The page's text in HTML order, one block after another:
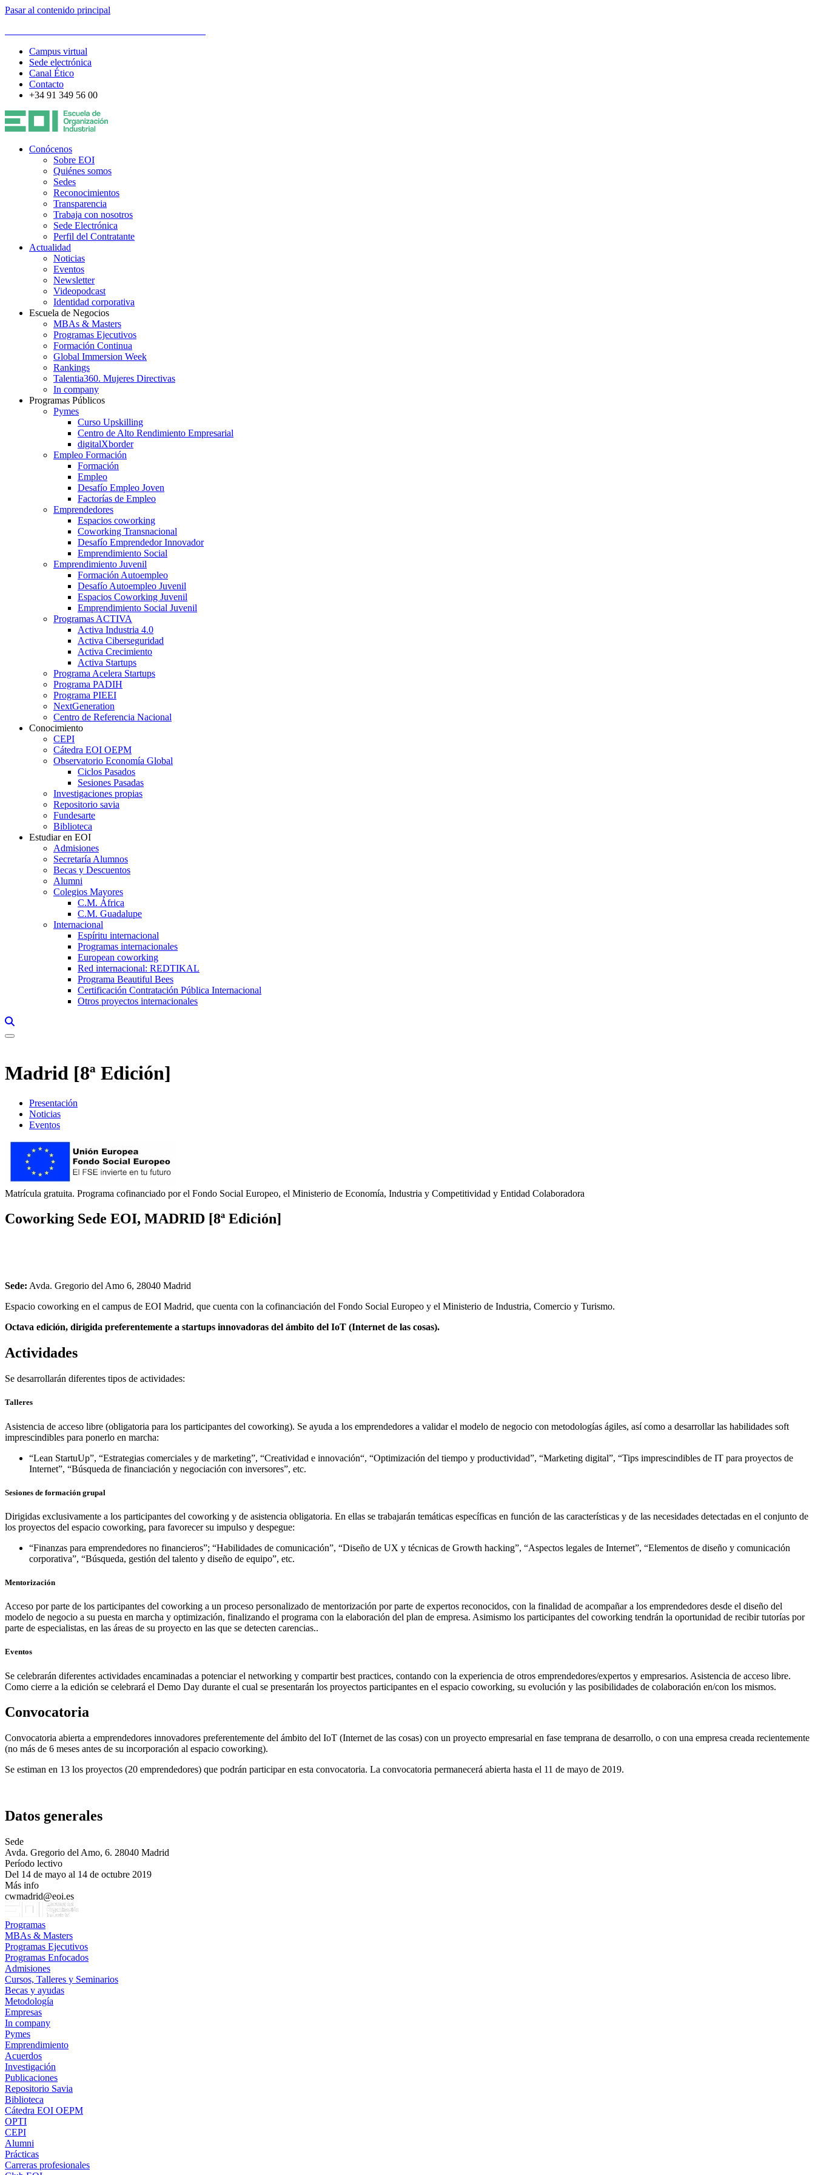
Pasar al contenido principal
Campus virtual
Sede electrónica
Canal Ético
Contacto
+34 91 349 56 00
Conócenos
Sobre EOI
Quiénes somos
Sedes
Reconocimientos
Transparencia
Trabaja con nosotros
Sede Electrónica
Perfil del Contratante
Actualidad
Noticias
Eventos
Newsletter
Videopodcast
Identidad corporativa
Escuela de Negocios
MBAs & Masters
Programas Ejecutivos
Formación Continua
Global Immersion Week
Rankings
Talentia360. Mujeres Directivas
In company
Programas Públicos
Pymes
Curso Upskilling
Centro de Alto Rendimiento Empresarial
digitalXborder
Empleo Formación
Formación
Empleo
Desafío Empleo Joven
Factorías de Empleo
Emprendedores
Espacios coworking
Coworking Transnacional
Desafío Emprendedor Innovador
Emprendimiento Social
Emprendimiento Juvenil
Formación Autoempleo
Desafío Autoempleo Juvenil
Espacios Coworking Juvenil
Emprendimiento Social Juvenil
Programas ACTIVA
Activa Industria 4.0
Activa Ciberseguridad
Activa Crecimiento
Activa Startups
Programa Acelera Startups
Programa PADIH
Programa PIEEI
NextGeneration
Centro de Referencia Nacional
Conocimiento
CEPI
Cátedra EOI OEPM
Observatorio Economía Global
Ciclos Pasados
Sesiones Pasadas
Investigaciones propias
Repositorio savia
Fundesarte
Biblioteca
Estudiar en EOI
Admisiones
Secretaría Alumnos
Becas y Descuentos
Alumni
Colegios Mayores
C.M. África
C.M. Guadalupe
Internacional
Espíritu internacional
Programas internacionales
European coworking
Red internacional: REDTIKAL
Programa Beautiful Bees
Certificación Contratación Pública Internacional
Otros proyectos internacionales
Madrid [8ª Edición]
Presentación
Noticias
Eventos
Matrícula gratuita. Programa cofinanciado por el Fondo Social Europeo, el Ministerio de Economía, Industria y Competitividad y Entidad Colaboradora
Coworking Sede EOI, MADRID [8ª Edición]
Sede: Avda. Gregorio del Amo 6, 28040 Madrid
Espacio coworking en el campus de EOI Madrid, que cuenta con la cofinanciación del Fondo Social Europeo y el Ministerio de Industria, Comercio y Turismo.
Octava edición, dirigida preferentemente a startups innovadoras del ámbito del IoT (Internet de las cosas).
Actividades
Se desarrollarán diferentes tipos de actividades:
Talleres
Asistencia de acceso libre (obligatoria para los participantes del coworking). Se ayuda a los emprendedores a validar el modelo de negocio con metodologías ágiles, así como a desarrollar las habilidades soft
imprescindibles para ponerlo en marcha:
“Lean StartuUp”, “Estrategias comerciales y de marketing”, “Creatividad e innovación“, “Optimización del tiempo y productividad”, “Marketing digital”, “Tips imprescindibles de IT para proyectos de
Internet”, “Búsqueda de financiación y negociación con inversores”, etc.
Sesiones de formación grupal
Dirigidas exclusivamente a los participantes del coworking y de asistencia obligatoria. En ellas se trabajarán temáticas específicas en función de las características y de las necesidades detectadas en el conjunto de
los proyectos del espacio coworking, para favorecer su impulso y despegue:
“Finanzas para emprendedores no financieros”; “Habilidades de comunicación”, “Diseño de UX y técnicas de Growth hacking”, “Aspectos legales de Internet”, “Elementos de diseño y comunicación
corporativa”, “Búsqueda, gestión del talento y diseño de equipo”, etc.
Mentorización
Acceso por parte de los participantes del coworking a un proceso personalizado de mentorización por parte de expertos reconocidos, con la finalidad de acompañar a los emprendedores desde el diseño del
modelo de negocio a su puesta en marcha y optimización, finalizando el programa con la elaboración del plan de empresa. Asimismo los participantes del coworking tendrán la oportunidad de recibir tutorías por
parte de especialistas, en las áreas de su proyecto en las que se detecten carencias..
Eventos
Se celebrarán diferentes actividades encaminadas a potenciar el networking y compartir best practices, contando con la experiencia de otros emprendedores/expertos y empresarios. Asistencia de acceso libre.
Como cierre a la edición se celebrará el Demo Day durante el cual se presentarán los proyectos participantes en el espacio coworking, su evolución y las posibilidades de colaboración en/con los mismos.
Convocatoria
Convocatoria abierta a emprendedores innovadores preferentemente del ámbito del IoT (Internet de las cosas) con un proyecto empresarial en fase temprana de desarrollo, o con una empresa creada recientemente
(no más de 6 meses antes de su incorporación al espacio coworking).
Se estiman en 13 los proyectos (20 emprendedores) que podrán participar en esta convocatoria. La convocatoria permanecerá abierta hasta el 11 de mayo de 2019.
Datos generales
Sede
Avda. Gregorio del Amo, 6. 28040 Madrid
Período lectivo
Del 14 de mayo al 14 de octubre 2019
Más info
cwmadrid@eoi.es
Programas
MBAs & Masters
Programas Ejecutivos
Programas Enfocados
Admisiones
Cursos, Talleres y Seminarios
Becas y ayudas
Metodología
Empresas
In company
Pymes
Emprendimiento
Acuerdos
Investigación
Publicaciones
Repositorio Savia
Biblioteca
Cátedra EOI OEPM
OPTI
CEPI
Alumni
Prácticas
Carreras profesionales